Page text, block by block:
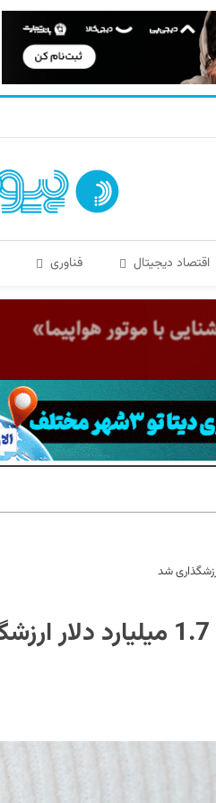
اقتصاد دیجیتال فناوری